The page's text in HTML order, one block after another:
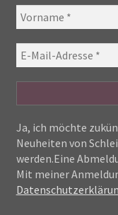
Ja, ich möchte
Neuheiten von
werden.Eine
Mit meiner